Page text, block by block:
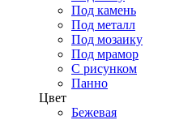
Под камень
Под металл
Под мозаику
Под мрамор
С рисунком
Панно
Цвет
Бежевая